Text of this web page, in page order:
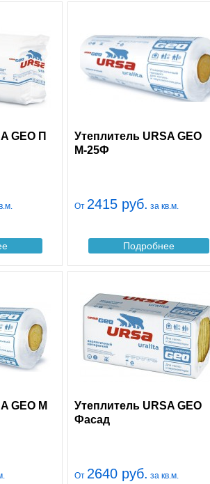
GEO П
Утеплитель URSA GEO
М-25Ф
От 2415 руб. за кв.м.
Подробнее
GEO М
Утеплитель URSA GEO
Фасад
От 2640 руб. за кв.м.